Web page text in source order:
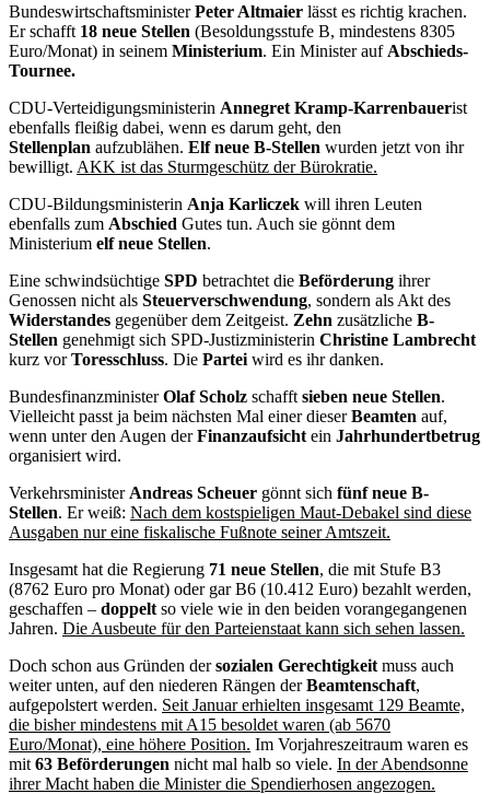
BundeswirtschaftsministerPeter Altmaier lässt es richtig krachen.
Er schafft 18 neue Stellen (Besoldungsstufe B, mindestens 8305
Euro/Monat) in seinem Ministerium. Ein Minister auf Abschieds-
Tournee.
CDU-Verteidigungsministerin Annegret Kramp-Karrenbauerist
ebenfalls fleißig dabei, wenn es darum geht, den
Stellenplan aufzublähen. Elf neue B-Stellen wurden jetzt von ihr
bewilligt. AKK ist das Sturmgeschütz der Bürokratie.
CDU-Bildungsministerin Anja Karliczek will ihren Leuten
ebenfalls zum Abschied Gutes tun. Auch sie gönnt dem
Ministerium elf neue Stellen.
Eine schwindsüchtige SPD betrachtet die Beförderung ihrer
Genossen nicht als Steuerverschwendung, sondern als Akt des
Widerstandes gegenüber dem Zeitgeist. Zehn zusätzliche B-
Stellen genehmigt sich SPD-Justizministerin Christine Lambrecht
kurz vorToresschluss. Die Partei wird es ihr danken.
BundesfinanzministerOlaf Scholz schafft sieben neue Stellen.
Vielleicht passt ja beim nächsten Mal einer dieserBeamten auf,
wenn unter den Augen derFinanzaufsicht ein Jahrhundertbetrug
organisiert wird.
Verkehrsminister Andreas Scheuer gönnt sich fünf neue B-
Stellen. Er weiß: Nach dem kostspieligen Maut-Debakel sind diese
Ausgaben nur eine fiskalische Fußnote seiner Amtszeit.
Insgesamt hat die Regierung 71 neue Stellen, die mit Stufe B3
(8762 Euro pro Monat) oder gar B6 (10.412 Euro) bezahlt werden,
geschaffen – doppelt so viele wie in den beiden vorangegangenen
Jahren. Die Ausbeute für den Parteienstaat kann sich sehen lassen.
Doch schon aus Gründen dersozialen Gerechtigkeit muss auch
weiter unten, auf den niederen Rängen derBeamtenschaft,
aufgepolstert werden. Seit Januar erhielten insgesamt 129 Beamte,
die bisher mindestens mit A15 besoldet waren (ab 5670
Euro/Monat), eine höhere Position. Im Vorjahreszeitraum waren es
mit 63 Beförderungen nicht mal halb so viele. In der Abendsonne
ihrer Macht haben die Minister die Spendierhosen angezogen.